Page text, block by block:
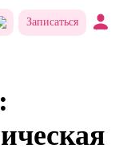
Записаться